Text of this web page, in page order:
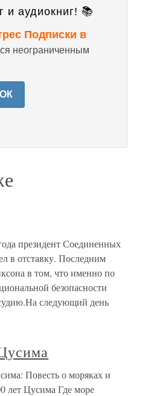
и аудиокниг! 📚
Подписки в
неограниченным
президент Соединенных
в отставку. Последним
в том, что именно по
безопасности
следующий день
Повесть о моряках и
лет Цусима Где море